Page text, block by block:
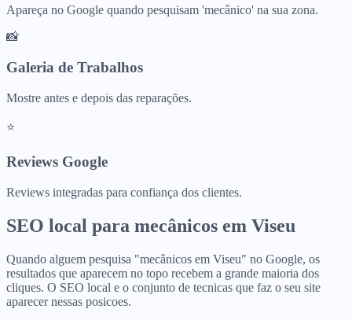
Apareça no Google quando pesquisam 'mecânico' na sua zona.
📸
Galeria de Trabalhos
Mostre antes e depois das reparações.
⭐
Reviews Google
Reviews integradas para confiança dos clientes.
SEO local para mecânicos em Viseu
Quando alguem pesquisa "mecânicos em Viseu" no Google, os
resultados que aparecem no topo recebem a grande maioria dos
cliques. O SEO local e o conjunto de tecnicas que faz o seu site
aparecer nessas posicoes.